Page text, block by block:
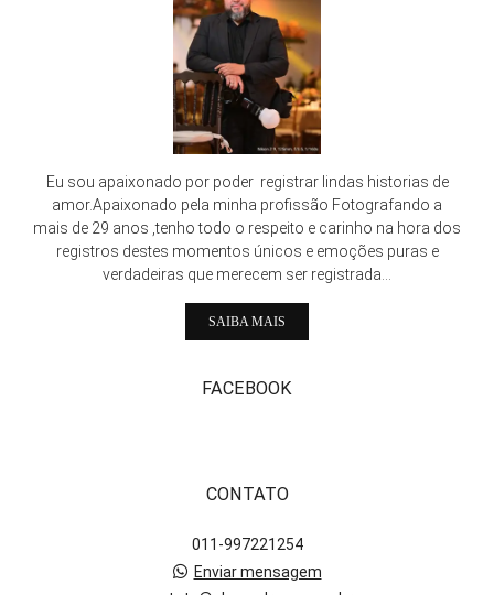
Eu sou apaixonado por poder registrar lindas historias de
amor.Apaixonado pela minha profissão Fotografando a
mais de 29 anos ,tenho todo o respeito e carinho na hora dos
registros destes momentos únicos e emoções puras e
verdadeiras que merecem ser registrada...
SAIBA MAIS
FACEBOOK
CONTATO
011-997221254
Enviar mensagem